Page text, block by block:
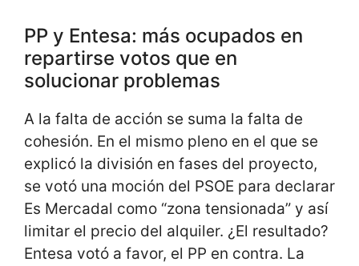
PP y Entesa: más ocupados en
repartirse votos que en
solucionar problemas
A la falta de acción se suma la falta de
cohesión. En el mismo pleno en el que se
explicó la división en fases del proyecto,
se votó una moción del PSOE para declarar
Es Mercadal como “zona tensionada” y así
limitar el precio del alquiler. ¿El resultado?
Entesa votó a favor, el PP en contra. La